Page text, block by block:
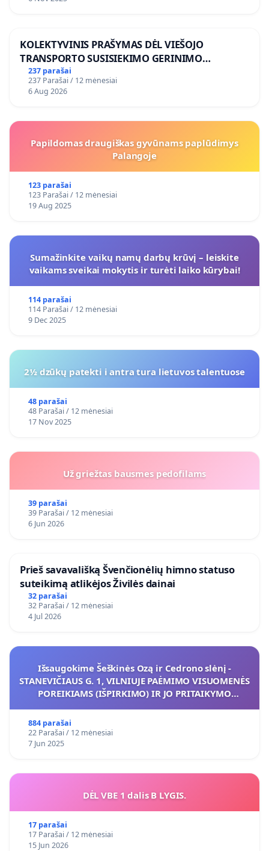
KOLEKTYVINIS PRAŠYMAS DĖL VIEŠOJO
TRANSPORTO SUSISIEKIMO GERINIMO
VOSYLIUKŲ KAIME
237 parašai
237 Parašai / 12 mėnesiai
6 Aug 2026
Papildomas draugiškas gyvūnams paplūdimys
Palangoje
123 parašai
123 Parašai / 12 mėnesiai
19 Aug 2025
Sumažinkite vaikų namų darbų krūvį – leiskite
vaikams sveikai mokytis ir turėti laiko kūrybai!
114 parašai
114 Parašai / 12 mėnesiai
9 Dec 2025
2½ dzūkų patekti i antra tura lietuvos talentuose
48 parašai
48 Parašai / 12 mėnesiai
17 Nov 2025
Už griežtas bausmes pedofilams
39 parašai
39 Parašai / 12 mėnesiai
6 Jun 2026
​Prieš savavališką Švenčionėlių himno statuso
suteikimą atlikėjos Živilės dainai
32 parašai
32 Parašai / 12 mėnesiai
4 Jul 2026
Išsaugokime Šeškinės Ozą ir Cedrono slėnį -
STANEVIČIAUS G. 1, VILNIUJE PAĖMIMO VISUOMENĖS
POREIKIAMS (IŠPIRKIMO) IR JO PRITAIKYMO
884 parašai
22 Parašai / 12 mėnesiai
7 Jun 2025
DĖL VBE 1 dalis B LYGIS.
17 parašai
17 Parašai / 12 mėnesiai
15 Jun 2026